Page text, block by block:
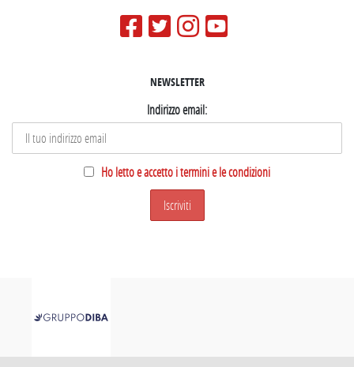
NEWSLETTER
Indirizzo email:
Ho letto e accetto i termini e le condizioni